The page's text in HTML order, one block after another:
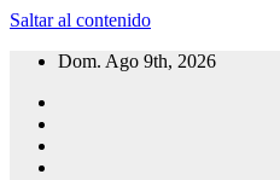
Saltar al contenido
Dom. Ago 9th, 2026